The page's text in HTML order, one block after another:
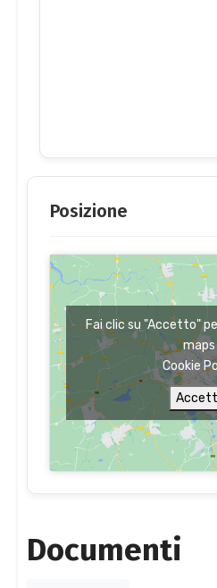
Posizione
Fai clic su "Accetto"
maps
Cookie
Documenti